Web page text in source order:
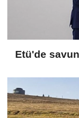
Etü'de